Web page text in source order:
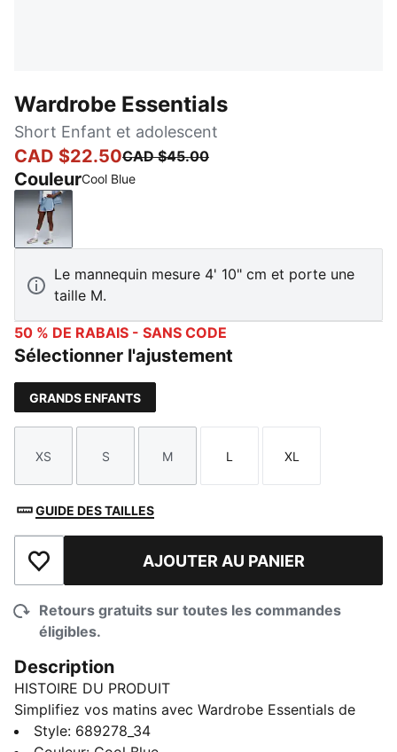
Wardrobe Essentials
Short Enfant et adolescent
CAD $22.50CAD $45.00
CouleurCool Blue
Cool Blue
Le mannequin mesure 4' 10" cm et porte une
taille M.
50 % DE RABAIS - SANS CODE
Sélectionner l'ajustement
GRANDS ENFANTS
Taille
XS
Taille
S
Taille
M
Taille
L
Taille
XL
GUIDE DES TAILLES
Ajouter à la liste de souhaits
AJOUTER AU PANIER
Retours gratuits sur toutes les commandes
éligibles.
Description
HISTOIRE DU PRODUIT
Simplifiez vos matins avec Wardrobe Essentials de
PUMA. Ce sont vos morceaux de référence pour les
Style: 689278_34